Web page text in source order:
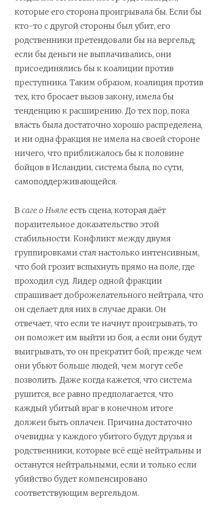
которые его сторона проигрывала бы. Если бы
кто-то с другой стороны был убит, его
родственники претендовали бы на вергельд;
если бы деньги не выплачивались, они
присоединялись бы к коалиции против
преступника. Таким образом, коалиция против
тех, кто бросает вызов закону, имела бы
тенденцию к расширению. До тех пор, пока
власть была достаточно хорошо распределена,
и ни одна фракция не имела на своей стороне
ничего, что приближалось бы к половине
бойцов в Исландии, система была, по сути,
самоподдерживающейся.
В саге о Ньяле есть сцена, которая даёт
поразительное доказательство этой
стабильности. Конфликт между двумя
группировками стал настолько интенсивным,
что бой грозит вспыхнуть прямо на поле, где
проходил суд. Лидер одной фракции
спрашивает доброжелательного нейтрала, что
он сделает для них в случае драки. Он
отвечает, что если те начнут проигрывать, то
он поможет им выйти из боя, а если они будут
выигрывать, то он прекратит бой, прежде чем
они убьют больше людей, чем могут себе
позволить. Даже когда кажется, что система
рушится, все равно предполагается, что
каждый убитый враг в конечном итоге
должен быть оплачен. Причина достаточно
очевидна: у каждого убитого будут друзья и
родственники, которые всё ещё нейтральны и
останутся нейтральными, если и только если
убийство будет компенсировано
соответствующим вергельдом.